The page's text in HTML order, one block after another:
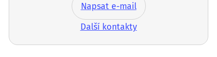
Napsat e-mail
Další kontakty